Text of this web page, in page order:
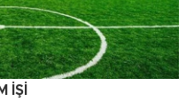
İŞİ